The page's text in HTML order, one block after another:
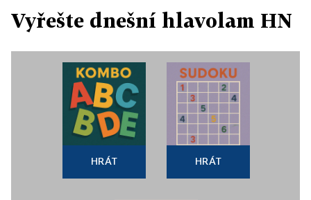
Vyřešte dnešní hlavolam HN
HRÁT HRÁT